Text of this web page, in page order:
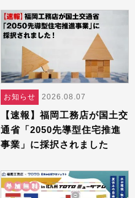
お知らせ 2026.08.07
【速報】福岡工務店が国土交
通省「2050先導型住宅推進
事業」に採択されました